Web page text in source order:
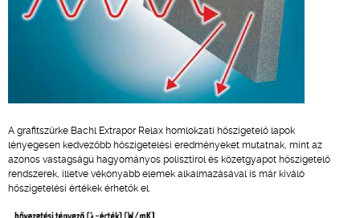
A grafitszürke Bachl Extrapor Relax homlokzati hőszigetelő lapok
lényegesen kedvezőbb hőszigetelési eredményeket mutatnak, mint az
azonos vastagságú hagyományos polisztirol és kőzetgyapot hőszigetelő
rendszerek, illetve vékonyabb elemek alkalmazásával is már kiváló
hőszigetelési értékek érhetők el.